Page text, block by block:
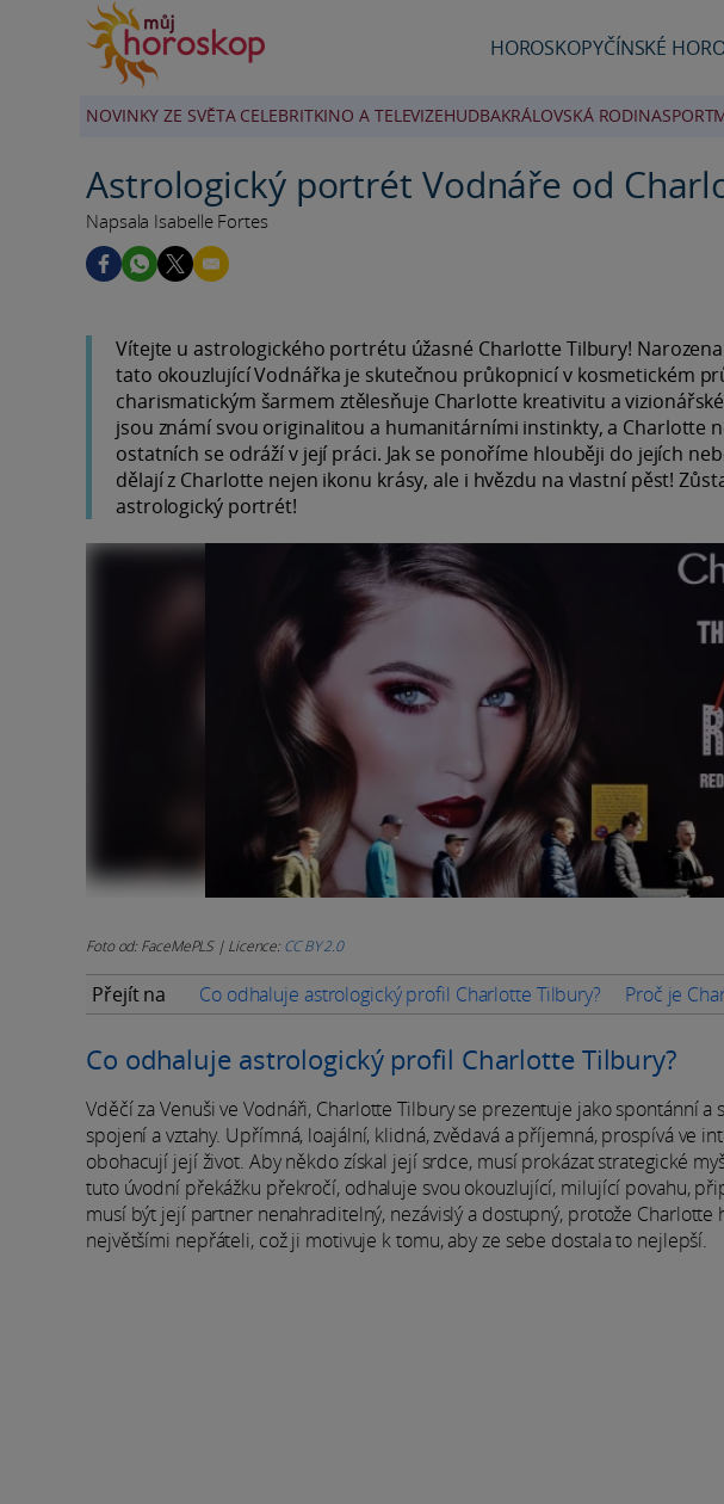
HOROSKOPYČÍNSKÉ
NOVINKY ZE SVĚTA CELEBRITKINO A TELEVIZEHUDBAKRÁLOVSKÁ RODINASPORT
Astrologický portrét Vodnáře od
Napsala Isabelle Fortes
Vítejte u astrologického portrétu úžasné Charlotte Tilbury!
tato okouzlující Vodnářka je skutečnou průkopnicí v kosmetickém
charismatickým šarmem ztělesňuje Charlotte kreativitu a
jsou známí svou originalitou a humanitárními instinkty, a Charlotte
ostatních se odráží v její práci. Jak se ponoříme hlouběji do jejích
dělají z Charlotte nejen ikonu krásy, ale i hvězdu na vlastní pěst!
astrologický portrét!
Foto od: FaceMePLS | Licence:CC BY 2.0
Přejít na Co odhaluje astrologický profil Charlotte Tilbury? Proč je
Co odhaluje astrologický profil Charlotte Tilbury?
Vděčí za Venuši ve Vodnáři, Charlotte Tilbury se prezentuje jako spontánní
spojení a vztahy. Upřímná, loajální, klidná, zvědavá a příjemná, prospívá ve
obohacují její život. Aby někdo získal její srdce, musí prokázat strategické
tuto úvodní překážku překročí, odhaluje svou okouzlující, milující povahu,
musí být její partner nenahraditelný, nezávislý a dostupný, protože
největšími nepřáteli, což ji motivuje k tomu, aby ze sebe dostala to nejlepší.